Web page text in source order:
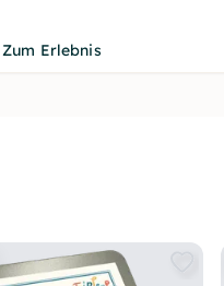
Zum Erlebnis